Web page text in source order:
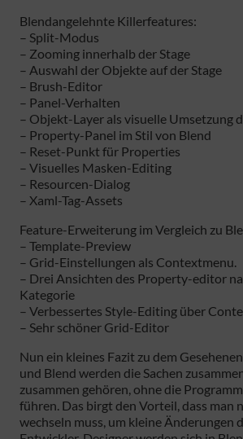
Blendangelehnte Killerfeatures:
– Split-Modus
– Zooming innerhalb der Stage
– Auswahl der Objekte auf der Stage
– Brush-Editor
– Panel-Verhalten
– Objekt-Layer als visuelle Umsetzung
– Property-Panel im Stil von Blend
– Reset-Punkt für Properties
– Visuelles Masken-Editing
– Resourcen-Dialog
– Xaml-Tag-Assets
Feature-Erweiterung im Vergleich zu
– Template-Preview
– Grid-Einstellungen als Contextmenu.
– Drei Ansichten des Property-editor
Kategorie
– Verbessertes Style-Editing über
– Sehr schöner Grid-Editor
Nun ein kleines Fazit zu dem
und Blend werden die Sachen
zusammen gehören, ohne die
führen. Das birgt den Vorteil, dass man
wechseln muss, um kleine Änderungen